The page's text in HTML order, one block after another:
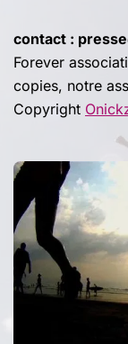
contact :
Forever
copies, notre
Copyright